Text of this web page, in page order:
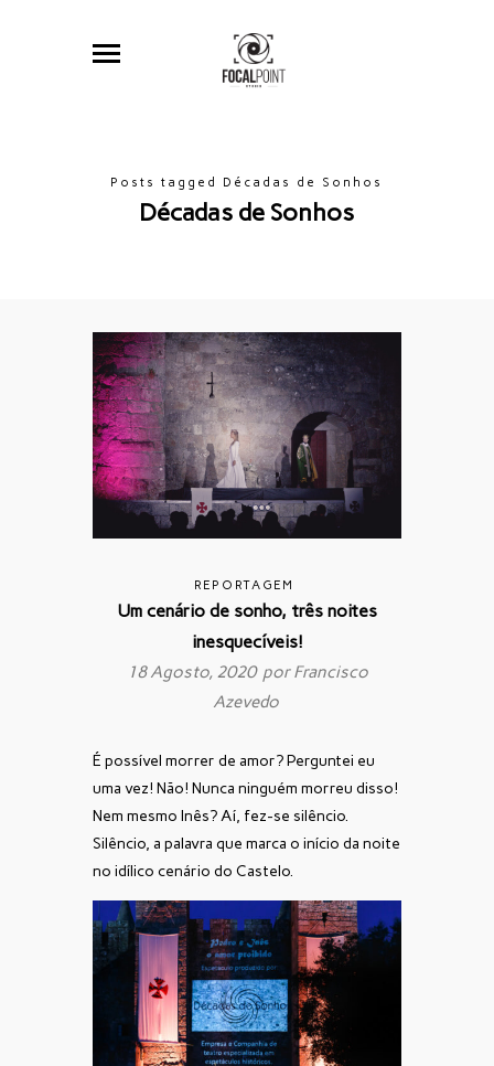
Posts tagged Décadas de Sonhos
Décadas de Sonhos
REPORTAGEM
Um cenário de sonho, três noites
inesquecíveis!
18 Agosto, 2020 porFrancisco
Azevedo
É possível morrer de amor?Perguntei eu
uma vez! Não! Nunca ninguém morreu disso!
Nem mesmo Inês? Aí, fez-se silêncio.
Silêncio, a palavra que marca o início da noite
no idílico cenário do Castelo.